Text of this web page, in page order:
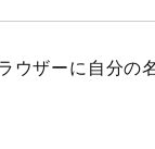
ウザーに自分の